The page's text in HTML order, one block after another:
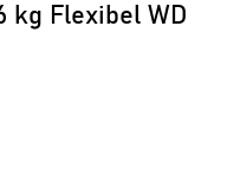
kg Flexibel WD